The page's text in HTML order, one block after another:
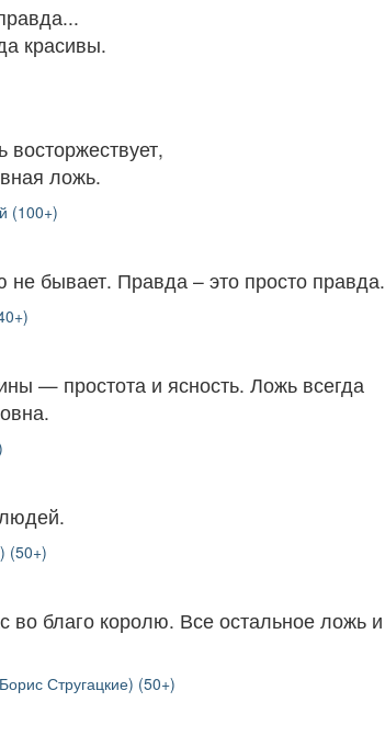
красивы.
восторжествует,
ложь.
(100+)
бывает. Правда – это просто правда.
— простота и ясность. Ложь всегда
(50+)
во благо королю. Все остальное ложь и
Стругацкие) (50+)